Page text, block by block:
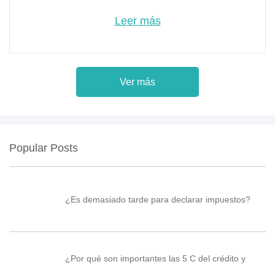
Leer más
Ver más
Popular Posts
¿Es demasiado tarde para declarar impuestos?
¿Por qué son importantes las 5 C del crédito y